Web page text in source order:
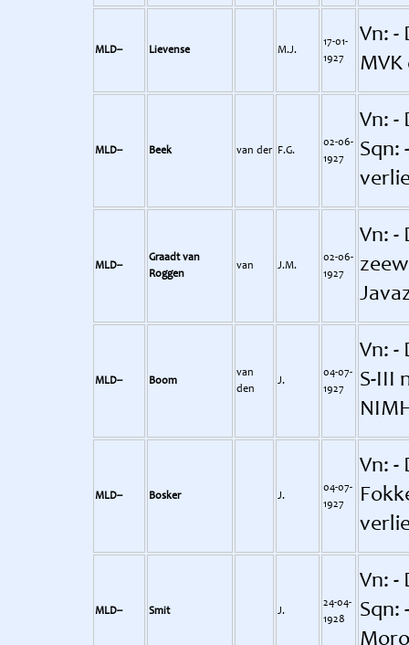
MLD-- Lievense M.J.
17-01-
1927
Vn: -
MLD-- Beek van der F.G.
02-06-
1927
Vn: -
Sqn:
MLD--
Graadt van
Roggen
van J.M.
02-06-
1927
Vn: -
MLD-- Boom
van
den
J.
04-07-
1927
Vn: -
S-III
MLD-- Bosker J.
04-07-
1927
Vn: -
MLD-- Smit J.
24-04-
1928
Vn: -
Sqn: